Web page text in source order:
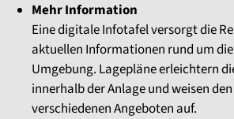
Mehr Information
Eine digitale Infotafel versorgt die
aktuellen Informationen rund um
Umgebung. Lagepläne erleichtern
innerhalb der Anlage und weisen den
verschiedenen Angeboten auf.